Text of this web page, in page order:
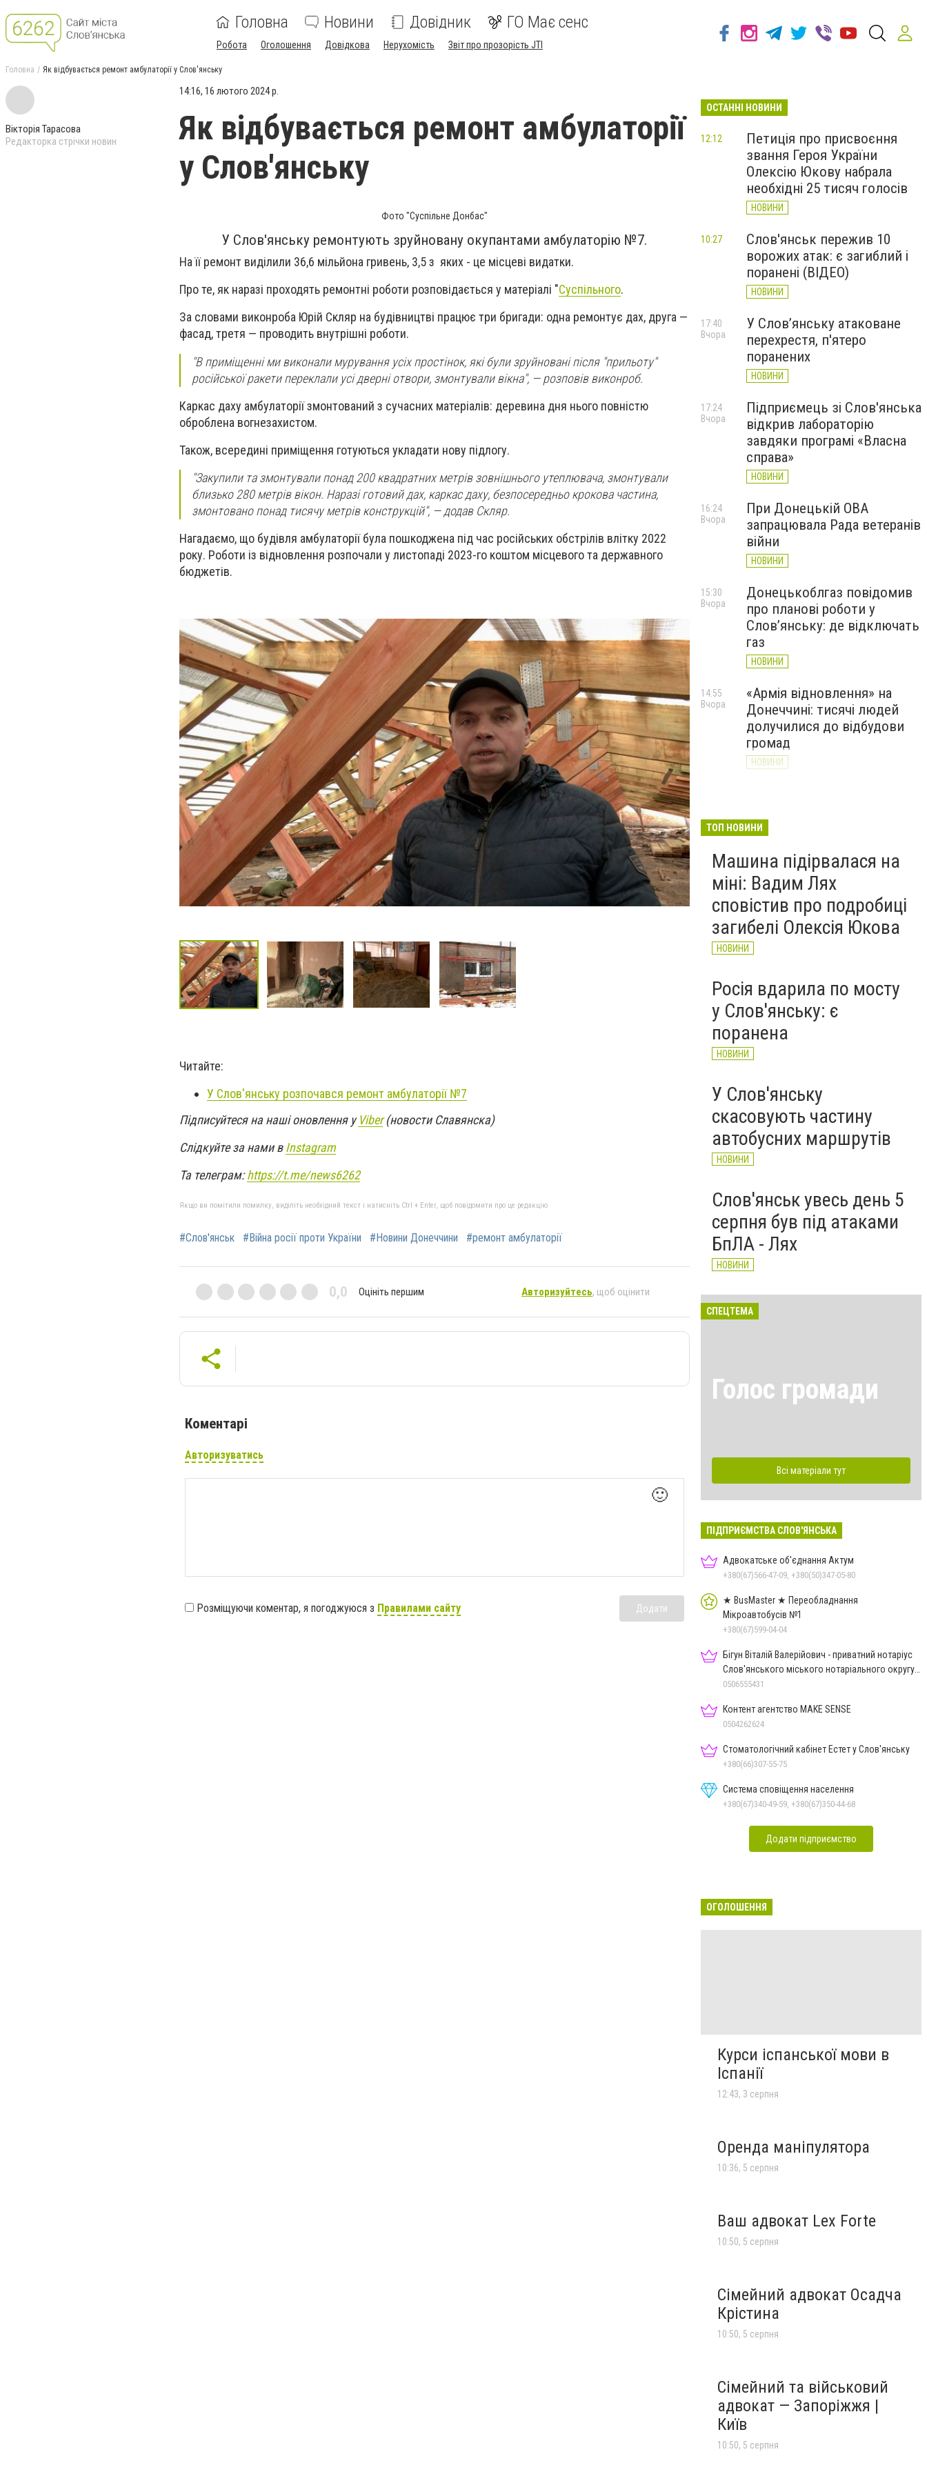
Головна Новини Довідник ГО Має сенс
Робота Оголошення Довідкова Нерухомість Звіт про прозорість JTI
Головна Як відбувається ремонт амбулаторії у Слов'янську
Вікторія Тарасова
Редакторка стрічки новин
14:16, 16 лютого 2024 р.
Як відбувається ремонт амбулаторії
у Слов'янську
Фото "Суспільне Донбас"
У Слов'янську ремонтують зруйновану окупантами амбулаторію №7.
На її ремонт виділили 36,6 мільйона гривень, 3,5 з яких - це місцеві видатки.
Про те, як наразі проходять ремонтні роботи розповідається у матеріалі "Суспільного.
За словами виконроба Юрій Скляр на будівництві працює три бригади: одна ремонтує дах, друга —
фасад, третя — проводить внутрішні роботи.
"В приміщенні ми виконали мурування усіх простінок, які були зруйновані після "прильоту"
російської ракети переклали усі дверні отвори, змонтували вікна", — розповів виконроб.
Каркас даху амбулаторії змонтований з сучасних матеріалів: деревина дня нього повністю
оброблена вогнезахистом.
Також, всередині приміщення готуються укладати нову підлогу.
"Закупили та змонтували понад 200 квадратних метрів зовнішнього утеплювача, змонтували
близько 280 метрів вікон. Наразі готовий дах, каркас даху, безпосередньо крокова частина,
змонтовано понад тисячу метрів конструкцій", — додав Скляр.
Нагадаємо, що будівля амбулаторії була пошкоджена під час російських обстрілів влітку 2022
року. Роботи із відновлення розпочали у листопаді 2023-го коштом місцевого та державного
бюджетів.
Читайте:
У Слов'янську розпочався ремонт амбулаторії №7
Підписуйтеся на наші оновлення уViber(новости Славянска)
Слідкуйте за нами вInstagram
Та телеграм:https://t.me/news6262
Якщо ви помітили помилку, виділіть необхідний текст і натисніть Ctrl + Enter, щоб повідомити про це редакцію
#Слов'янськ #Війна росії проти України #Новини Донеччини #ремонт амбулаторії
0,0 Оцініть першим Авторизуйтесь, щоб оцінити
Коментарі
Авторизуватись
🙂
Розміщуючи коментар, я погоджуюся з Правилами сайту Додати
ОСТАННІ НОВИНИ
Петиція про присвоєння
звання Героя України
Олексію Юкову набрала
необхідні 25 тисяч голосів
НОВИНИ
12:12
Слов'янськ пережив 10
ворожих атак: є загиблий і
поранені (ВІДЕО)
НОВИНИ
10:27
У Слов’янську атаковане
перехрестя, п'ятеро
поранених
НОВИНИ
17:40
Вчора
Підприємець зі Слов'янська
відкрив лабораторію
завдяки програмі «Власна
справа»
НОВИНИ
17:24
Вчора
При Донецькій ОВА
запрацювала Рада ветеранів
війни
НОВИНИ
16:24
Вчора
Донецькоблгаз повідомив
про планові роботи у
Слов’янську: де відключать
газ
НОВИНИ
15:30
Вчора
«Армія відновлення» на
Донеччині: тисячі людей
долучилися до відбудови
громад
НОВИНИ
14:55
Вчора
працюють на Донеччині
НОВИНИ
ТОП НОВИНИ
Машина підірвалася на
міні: Вадим Лях
сповістив про подробиці
загибелі Олексія Юкова
НОВИНИ
Росія вдарила по мосту
у Слов'янську: є
поранена
НОВИНИ
У Слов'янську
скасовують частину
автобусних маршрутів
НОВИНИ
Слов'янськ увесь день 5
серпня був під атаками
БпЛА - Лях
НОВИНИ
СПЕЦТЕМА
Голос громади
Всі матеріали тут
ПІДПРИЄМСТВА СЛОВ'ЯНСЬКА
Адвокатське об'єднання Актум
+380(67)566-47-09, +380(50)347-05-80
★ BusMaster ★ Переобладнання
Мікроавтобусів №1
+380(67)599-04-04
Бігун Віталій Валерійович - приватний нотаріус
Слов'янського міського нотаріального округу
Дон.обл.
0506555431
Контент агентство MAKE SENSE
0504262624
Стоматологічний кабінет Естет у Слов'янську
+380(66)307-55-75
Система сповіщення населення
+380(67)340-49-59, +380(67)350-44-68
Додати підприємство
ОГОЛОШЕННЯ
Курси іспанської мови в
Іспанії
12:43, 3 серпня
Оренда маніпулятора
10:36, 5 серпня
Ваш адвокат Lex Forte
10:50, 5 серпня
Сімейний адвокат Осадча
Крістина
10:50, 5 серпня
Сімейний та військовий
адвокат — Запоріжжя |
Київ
10:50, 5 серпня